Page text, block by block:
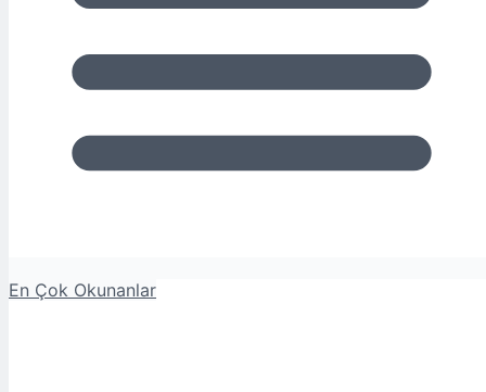
En Çok Okunanlar